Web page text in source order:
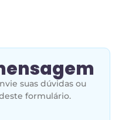
suas dúvidas ou
formulário.